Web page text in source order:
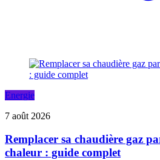
Energie
7 août 2026
Remplacer sa chaudière gaz
chaleur : guide complet